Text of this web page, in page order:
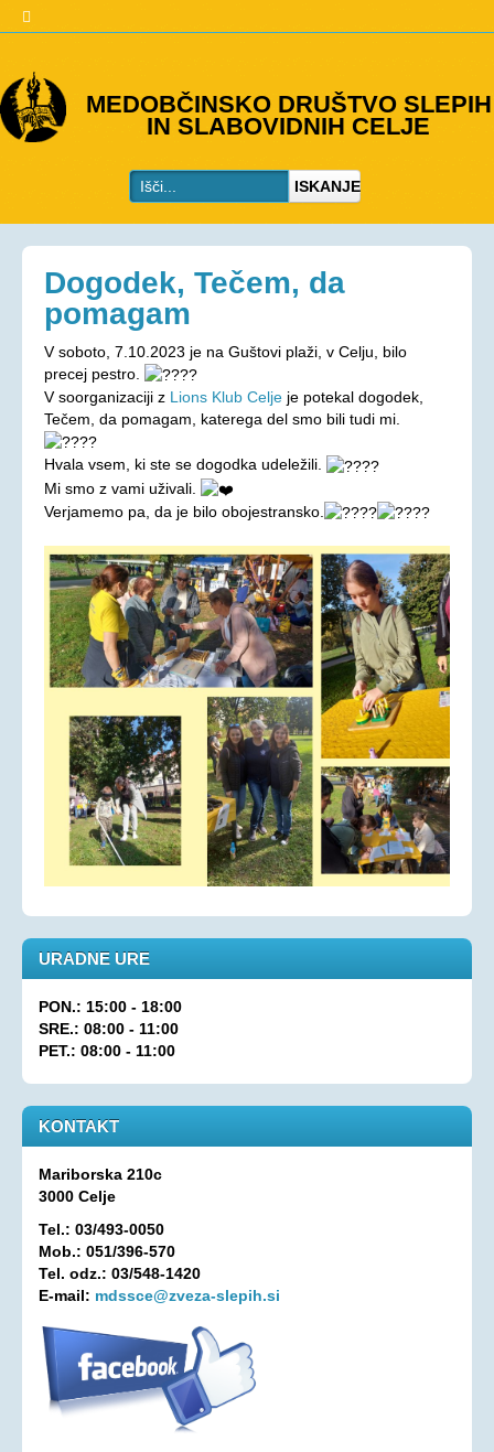
MEDOBČINSKO DRUŠTVO SLEPIH
IN SLABOVIDNIH CELJE
ISKANJE
O DRUŠTVU
Predstavitev
Organi društva
PROGRAMI
Programi društva
Ohranjevanje zdravja
Bivalna skupnost
Osebna asistenca
AKTIVNOSTI
Aktualno
KORONAVIRUS - INFORMACIJE
Prispevki
Financerji
Arhiv
PRAVICE IN UGODNOSTI
Zakoni in pravilniki
Ugodnosti s člansko izkaznico ZDSSS
Tehnični pripomočki
Mreža spremljevalcev
Dodatek za pomoč in postrežbo
Parkirna karta za invalide
Evropska kartica ugodnosti
Vozovnica za železniški promet
Oprostitev plačila RTV prispevka
OSEBNA ASISTENCA
KONTAKT
Dogodek, Tečem, da
pomagam
V soboto, 7.10.2023 je na Guštovi plaži, v Celju, bilo
precej pestro.
V soorganizaciji z Lions Klub Celje je potekal dogodek,
Tečem, da pomagam, katerega del smo bili tudi mi.
Hvala vsem, ki ste se dogodka udeležili.
Mi smo z vami uživali.
Verjamemo pa, da je bilo obojestransko.
URADNE URE
PON.: 15:00 - 18:00
SRE.: 08:00 - 11:00
PET.: 08:00 - 11:00
KONTAKT
Mariborska 210c
3000 Celje
Tel.: 03/493-0050
Mob.: 051/396-570
Tel. odz.: 03/548-1420
E-mail: mdssce@zveza-slepih.si